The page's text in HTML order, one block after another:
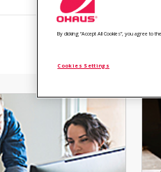
By clicking “Accept All Cookies”, you agree to
Cookies Settings